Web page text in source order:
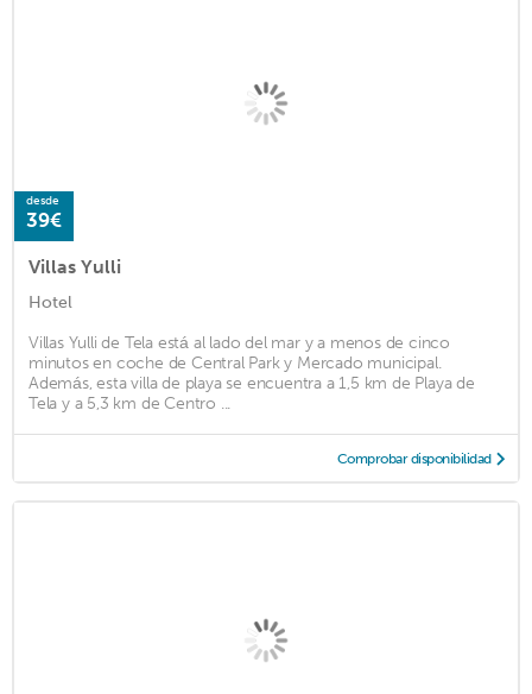
desde
39€
Villas Yulli
Hotel
Villas Yulli de Tela está al lado del mar y a menos de cinco
minutos en coche de Central Park y Mercado municipal.
Además, esta villa de playa se encuentra a 1,5 km de Playa de
Tela y a 5,3 km de Centro ...
Comprobar disponibilidad